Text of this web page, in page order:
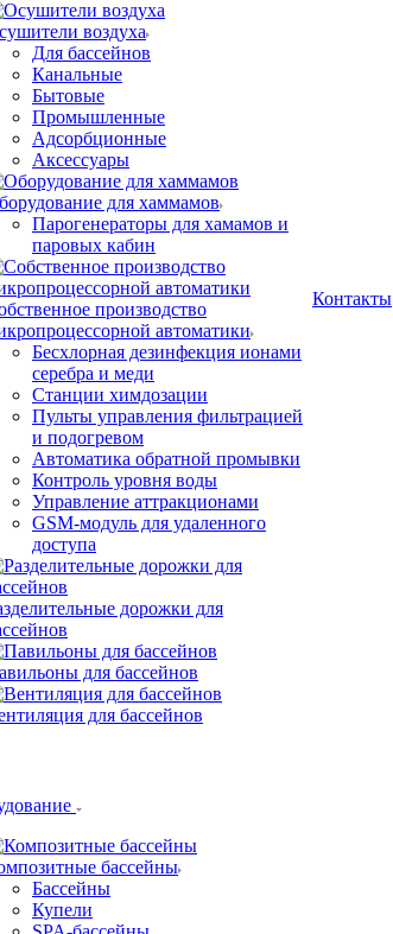
воздуха
Для бассейнов
Канальные
Бытовые
Промышленные
Адсорбционные
Аксессуары
для хаммамов
Парогенераторы для хамамов и
паровых кабин
производство
автоматики
Беcхлорная дезинфекция ионами
серебра и меди
Станции химдозации
Пульты управления фильтрацией
и подогревом
Автоматика обратной промывки
Контроль уровня воды
Управление аттракционами
GSM-модуль для удаленного
доступа
дорожки для
для бассейнов
для бассейнов
Контакты
бассейны
Бассейны
Купели